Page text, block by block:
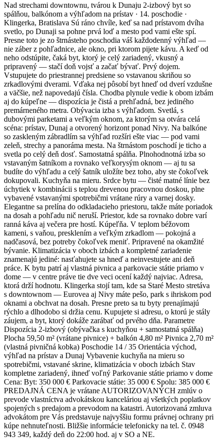
Nad strechami downtownu, tvárou k Dunaju 2-izbový byt so
spálňou, balkónom a výhľadom na prístav · 14. poschodie ·
Klingerka, Bratislava Sú ráno chvíle, keď sa nad prístavom dvíha
svetlo, po Dunaji sa pohne prvá loď a mesto pod vami ešte spí.
Presne toto je zo štrnásteho poschodia váš každodenný výhľad —
nie záber z pohľadnice, ale okno, pri ktorom pijete kávu. A keď od
neho odstúpite, čaká byt, ktorý je celý zariadený, vkusný a
pripravený — stačí doň vojsť a začať bývať. Prvý dojem.
Vstupujete do priestrannej predsiene so vstavanou skriňou so
zrkadlovými dverami. Vďaka nej pôsobí byt hneď od dverí vzdušne
a väčšie, než napovedajú čísla. Chodba plynule vedie k obom izbám
aj do kúpeľne — dispozícia je čistá a prehľadná, bez jediného
premárneného metra. Obývacia izba s výhľadom. Svetlá, s
dubovými parketami a veľkým oknom, za ktorým sa otvára celá
scéna: prístav, Dunaj a otvorený horizont ponad Nivy. Na balkóne
so zaskleným zábradlím sa výhľad rozšíri ešte viac — pod vami
zeleň, strechy a panoráma mesta. Na štrnástom poschodí je ticho a
svetla po celý deň dosť. Samostatná spálňa. Plnohodnotná izba so
vstavaným šatníkom a rovnako veľkorysým oknom — aj tu sa
budíte do výhľadu a celý šatník uložíte bez toho, aby ste čokoľvek
dokupovali. Kuchyňa na mieru. Srdce bytu — čisté matné línie bez
úchytiek v kombinácii s teplou drevenou pracovnou doskou, plne
vybavené vstavanými spotrebičmi vrátane rúry a varnej dosky.
Elegantne sa prelína do odkladacieho priestoru, takže máte poriadok
na dosah a pohľadu nič neruší. Priestor, kde sa rovnako dobre varí
ranná káva aj večera pre hostí. Kúpeľňa. V teplom béžovom
kameni, s vaňou, presklením a veľkým zrkadlom — pokojná a
nadčasová, bez potreby čokoľvek meniť. Pripravené na okamžité
bývanie. Klimatizácia v oboch izbách a kompletné zariadenie
znamenajú jediné: nasťahujete sa hneď a neinvestujete ani deň
práce. K bytu patrí aj vlastná pivnica a parkovacie státie priamo v
dome — v centre práve tie dve veci ocení každý najviac. Adresa,
ktorá drží hodnotu. Klingerka stojí tam, kde sa Staré Mesto stretáva
s downtownom — Eurovea aj Nivy máte pešo, park s ihriskom pod
oknami a obchvat na dosah. Presne preto sa tu byty prenajímajú
rýchlo a dlhodobo si držia cenu. Kupujete si adresu, o ktorú je stály
záujem, a byt, ktorý dokáže zarábať od prvého dňa. Parametre
Dispozícia 2-izbový (obývačka s kuchyňou + samostatná spálňa)
Plocha 59,50 m² (vrátane pivnice) + balkón 4,80 m² Pivnica 2,70 m²
(vlastná pivničná kobka) Poschodie 14 / 35 Orientácia východ,
výhľad na prístav a Dunaj Vybavenie kuchyňa na mieru so
spotrebičmi, vstavané skrine, klimatizácia v oboch izbách Stav
kompletne zariadený, ihneď voľný Parkovanie státie priamo v dome
Cena: Byt: 350 000 € Parkovacie státie: 35 000 € Spolu: 385 000 €
PREDAJNÁ CENA je vrátane AUTORIZOVANÝCH zmlúv o
prevode vlastníctva advokátskou kanceláriou aj všetkých poplatkov
spojených s predajom a prevodom na katastri. Autorizovaná zmluva
advokátom pre Vás predstavuje najvyššiu formu právnej ochrany pri
kúpe nehnuteľnosti. Bližšie informácie telefonicky na tel. č. 0948
943 349, každý deň do 22:00 hod. aj v SO a NE.